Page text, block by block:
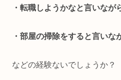
・転職しようかなと言いなが
・部屋の掃除をすると言いな
などの経験ないでしょうか？